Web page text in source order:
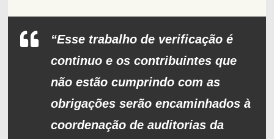
“Esse trabalho de verificação é
continuo e os contribuintes que
não estão cumprindo com as
obrigações serão encaminhados à
coordenação de auditorias da